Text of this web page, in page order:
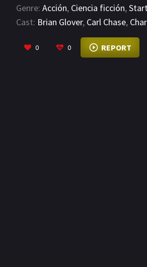
Genre: Acción, Ciencia ficción,
Cast: Brian Glover, Carl Chase,
0 0 REPORT